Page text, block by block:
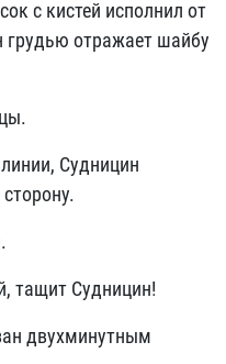
с кистей исполнил от
грудью отражает шайбу
Судницин
тащит Судницин!
двухминутным